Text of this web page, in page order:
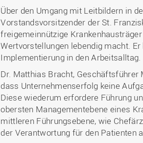
Über den Umgang mit Leitbildern in
Vorstandsvorsitzender der St.
freigemeinnützige
Wertvorstellungen lebendig macht.
Implementierung in den Arbeitsalltag.
Dr. Matthias Bracht, Geschäftsführer
dass Unternehmenserfolg keine
Diese wiederum erfordere Führung
obersten Managementebene eines
mittleren Führungsebene, wie
der Verantwortung für den Patienten